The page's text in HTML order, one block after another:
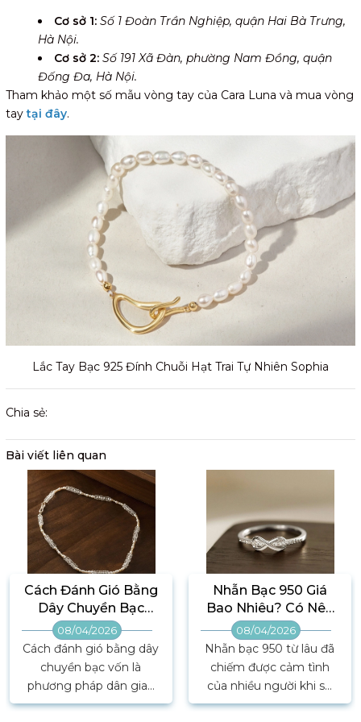
Cơ sở 1: Số 1 Đoàn Trần Nghiệp, quận Hai Bà Trưng,
Hà Nội.
Cơ sở 2: Số 191 Xã Đàn, phường Nam Đồng, quận
Đống Đa, Hà Nội.
Tham khảo một số mẫu vòng tay của Cara Luna và mua vòng
taytại đây.
Lắc Tay Bạc 925 Đính Chuỗi Hạt Trai Tự Nhiên Sophia
Chia sẻ:
Bài viết liên quan
Cách Đánh Gió Bằng
Dây Chuyền Bạc
Hiệu Quả Cho Người
Cảm
08/04/2026
Cách đánh gió bằng dây
chuyền bạc vốn là
phương pháp dân gian
được nhiều người tin
Nhẫn Bạc 950 Giá
Bao Nhiêu? Có Nên
Mua Hay Không?
08/04/2026
Nhẫn bạc 950 từ lâu đã
chiếm được cảm tình
của nhiều người khi sở
hữu độ tinh khiết cao